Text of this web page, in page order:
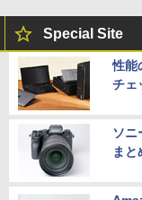
Special Site
性能
チェ
ソニ
まと